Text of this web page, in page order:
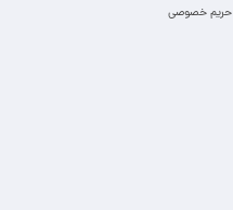
حریم خصوصی